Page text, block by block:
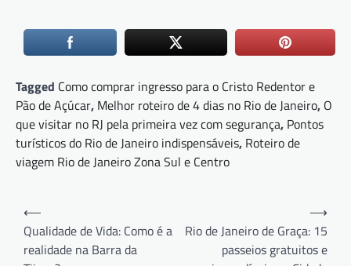
Tagged Como comprar ingresso para o Cristo Redentor e
Pão de Açúcar, Melhor roteiro de 4 dias no Rio de Janeiro, O
que visitar no RJ pela primeira vez com segurança, Pontos
turísticos do Rio de Janeiro indispensáveis, Roteiro de
viagem Rio de Janeiro Zona Sul e Centro
Navegação
de
Post
⟵
Qualidade de Vida: Como é a
realidade na Barra da
Rio de Janeiro de Graça: 15
passeios gratuitos e
⟶